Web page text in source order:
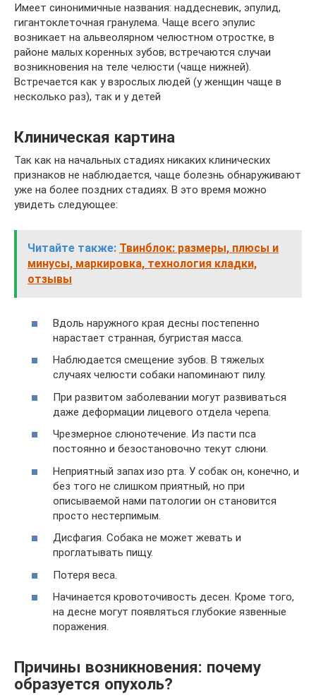
Имеет синонимичные названия: наддесневик, эпулид,
гигантоклеточная гранулема. Чаще всего эпулис
возникает на альвеолярном челюстном отростке, в
районе малых коренных зубов; встречаются случаи
возникновения на теле челюсти (чаще нижней).
Встречается как у взрослых людей (у женщин чаще в
несколько раз), так и у детей
Клиническая картина
Так как на начальных стадиях никаких клинических
признаков не наблюдается, чаще болезнь обнаруживают
уже на более поздних стадиях. В это время можно
увидеть следующее:
Читайте также: Твинблок: размеры, плюсы и
минусы, маркировка, технология кладки,
отзывы
Вдоль наружного края десны постепенно
нарастает странная, бугристая масса.
Наблюдается смещение зубов. В тяжелых
случаях челюсти собаки напоминают пилу.
При развитом заболевании могут развиваться
даже деформации лицевого отдела черепа.
Чрезмерное слюнотечение. Из пасти пса
постоянно и безостановочно текут слюни.
Неприятный запах изо рта. У собак он, конечно, и
без того не слишком приятный, но при
описываемой нами патологии он становится
просто нестерпимым.
Дисфагия. Собака не может жевать и
проглатывать пищу.
Потеря веса.
Начинается кровоточивость десен. Кроме того,
на десне могут появляться глубокие язвенные
поражения.
Причины возникновения: почему
образуется опухоль?